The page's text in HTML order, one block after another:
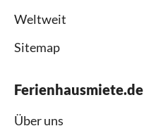
Weltweit
Sitemap
Ferienhausmiete.de
Über uns